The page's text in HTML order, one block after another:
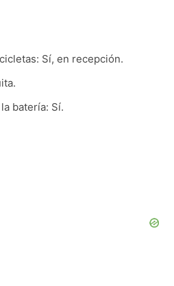
Sí, en recepción.
batería: Sí.